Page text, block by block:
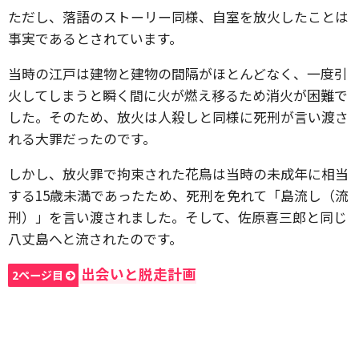
ただし、落語のストーリー同様、自室を放火したことは
事実であるとされています。
当時の江戸は建物と建物の間隔がほとんどなく、一度引
火してしまうと瞬く間に火が燃え移るため消火が困難で
した。そのため、放火は人殺しと同様に死刑が言い渡さ
れる大罪だったのです。
しかし、放火罪で拘束された花鳥は当時の未成年に相当
する15歳未満であったため、死刑を免れて「島流し（流
刑）」を言い渡されました。そして、佐原喜三郎と同じ
八丈島へと流されたのです。
2ページ目 出会いと脱走計画